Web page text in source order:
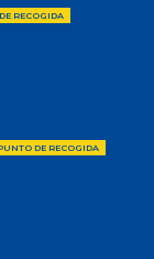
RECOGIDA
DE RECOGIDA